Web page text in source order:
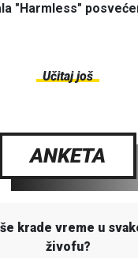
"Harmless"
Učitaj još
ANKETA
krade vreme u
živofu?